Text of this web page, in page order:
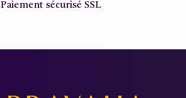
Paiement sécurisé SSL